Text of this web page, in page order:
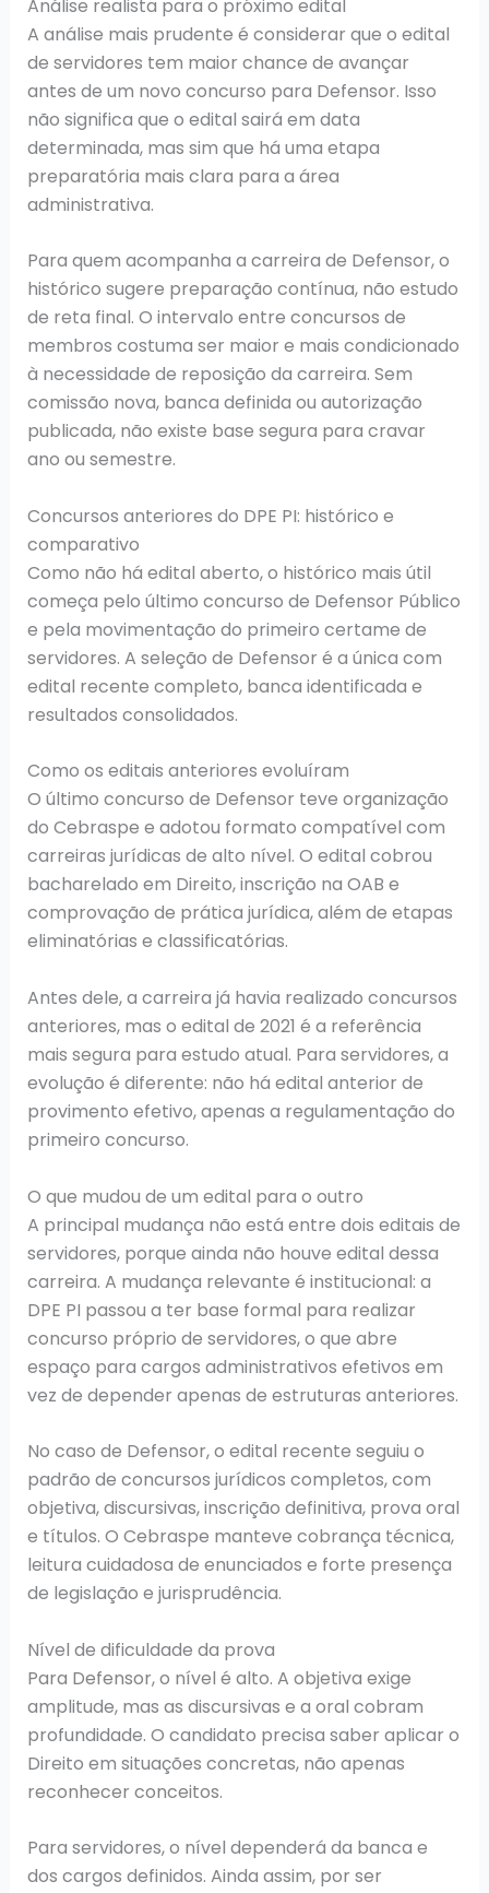
Análise realista para o próximo edital
A análise mais prudente é considerar que o edital
de servidores tem maior chance de avançar
antes de um novo concurso para Defensor. Isso
não significa que o edital sairá em data
determinada, mas sim que há uma etapa
preparatória mais clara para a área
administrativa.
Para quem acompanha a carreira de Defensor, o
histórico sugere preparação contínua, não estudo
de reta final. O intervalo entre concursos de
membros costuma ser maior e mais condicionado
à necessidade de reposição da carreira. Sem
comissão nova, banca definida ou autorização
publicada, não existe base segura para cravar
ano ou semestre.
Concursos anteriores do DPE PI: histórico e
comparativo
Como não há edital aberto, o histórico mais útil
começa pelo último concurso de Defensor Público
e pela movimentação do primeiro certame de
servidores. A seleção de Defensor é a única com
edital recente completo, banca identificada e
resultados consolidados.
Como os editais anteriores evoluíram
O último concurso de Defensor teve organização
do Cebraspe e adotou formato compatível com
carreiras jurídicas de alto nível. O edital cobrou
bacharelado em Direito, inscrição na OAB e
comprovação de prática jurídica, além de etapas
eliminatórias e classificatórias.
Antes dele, a carreira já havia realizado concursos
anteriores, mas o edital de 2021 é a referência
mais segura para estudo atual. Para servidores, a
evolução é diferente: não há edital anterior de
provimento efetivo, apenas a regulamentação do
primeiro concurso.
O que mudou de um edital para o outro
A principal mudança não está entre dois editais de
servidores, porque ainda não houve edital dessa
carreira. A mudança relevante é institucional: a
DPE PI passou a ter base formal para realizar
concurso próprio de servidores, o que abre
espaço para cargos administrativos efetivos em
vez de depender apenas de estruturas anteriores.
No caso de Defensor, o edital recente seguiu o
padrão de concursos jurídicos completos, com
objetiva, discursivas, inscrição definitiva, prova oral
e títulos. O Cebraspe manteve cobrança técnica,
leitura cuidadosa de enunciados e forte presença
de legislação e jurisprudência.
Nível de dificuldade da prova
Para Defensor, o nível é alto. A objetiva exige
amplitude, mas as discursivas e a oral cobram
profundidade. O candidato precisa saber aplicar o
Direito em situações concretas, não apenas
reconhecer conceitos.
Para servidores, o nível dependerá da banca e
dos cargos definidos. Ainda assim, por ser